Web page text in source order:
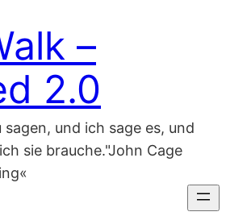
–
2.0
und ich sage es, und
sie brauche."John Cage